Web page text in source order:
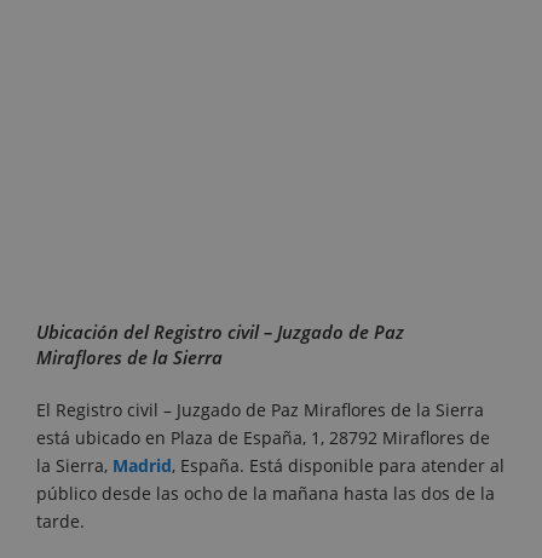
Ubicación del Registro civil – Juzgado de Paz
Miraflores de la Sierra
El Registro civil – Juzgado de Paz Miraflores de la Sierra
está ubicado en Plaza de España, 1, 28792 Miraflores de
la Sierra, Madrid, España. Está disponible para atender al
público desde las ocho de la mañana hasta las dos de la
tarde.